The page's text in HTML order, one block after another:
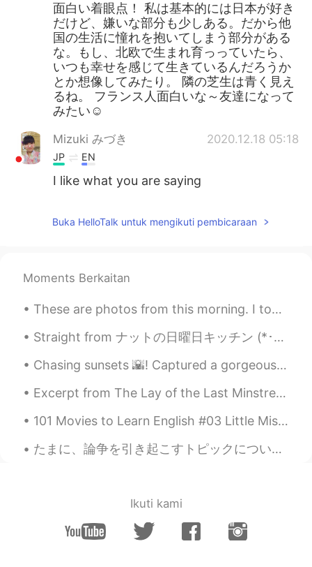
面白い着眼点！ 私は基本的には日本が好き
だけど、嫌いな部分も少しある。だから他
国の生活に憧れを抱いてしまう部分がある
な。もし、北欧で生まれ育っっていたら、
いつも幸せを感じて生きているんだろうか
とか想像してみたり。 隣の芝生は青く見え
るね。 フランス人面白いな～友達になって
みたい☺
Mizuki みづき 2020.12.18 05:18
JP EN
I like what you are saying
Buka HelloTalk untuk mengikuti pembicaraan
Moments Berkaitan
These are photos from this morning. I took a walk in the park just behind my house. The park look...
Chasing sunsets 🌇! Captured a gorgeous sunset on Oxford street and Westminster Bridge few days a...
Excerpt from The Lay of the Last Minstrel by Sir Walter Scott. From Canto Sixth I Breathes the...
101 Movies to Learn English #03 Little Miss Sunshine (2006) If you come from a dysfunctional fami...
たまに、論争を引き起こすトピックについて話すのことが好きです。飛行機でParasiteの映画を見ました。１つの面白いアジアの社会のことを示しました。なんか、私たちは西洋の標準が常に最高であると信...
Ikuti kami